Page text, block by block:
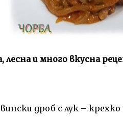
лесна и много вкусна
дроб с лук –